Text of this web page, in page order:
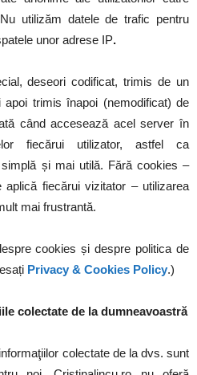
utilizăm datele de trafic pentru
unor adrese IP.
deseori codificat, trimis de un
trimis înapoi (nemodificat) de
când accesează acel server în
fiecărui utilizator, astfel ca
și mai utilă. Fără cookies –
fiecărui vizitator – utilizarea
mai frustrantă.
cookies și despre politica de
Privacy & Cookies Policy.)
colectate de la dumneavoastră
colectate de la dvs. sunt